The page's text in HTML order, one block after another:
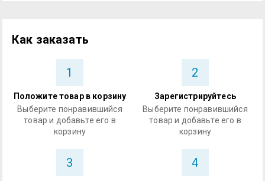
Как заказать
1
Положите товар в корзину
Выберите понравившийся
товар и добавьте его в
корзину
2
Зарегистрируйтесь
Выберите понравившийся
товар и добавьте его в
корзину
3 4